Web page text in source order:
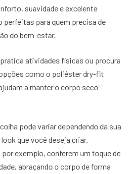
suavidade e excelente
perfeitas para quem precisa de
do bem-estar.
atividades físicas ou procura
como o poliéster dry-fit
a manter o corpo seco
pode variar dependendo da sua
que você deseja criar.
por exemplo, conferem um toque de
abraçando o corpo de forma